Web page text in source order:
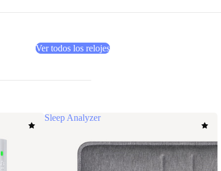
Ver todos los relojes
Sleep Analyzer